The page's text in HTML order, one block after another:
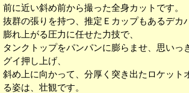
前に近い斜め前から撮った全身カットです。
抜群の張りを持つ、推定Ｅカップもあるデカ
膨れ上がる圧力に任せた力技で、
タンクトップをパンパンに膨らませ、思いっ
グイ押し上げ、
斜め上に向かって、分厚く突き出たロケット
る姿は、壮観です。